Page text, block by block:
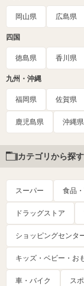
岡山県 広島県
四国
徳島県 香川県
九州・沖縄
福岡県 佐賀県
鹿児島県 沖縄県
カテゴリから探す
スーパー 食品
ドラッグストア
ショッピングセンタ
キッズ・ベビー・お
車・バイク ス